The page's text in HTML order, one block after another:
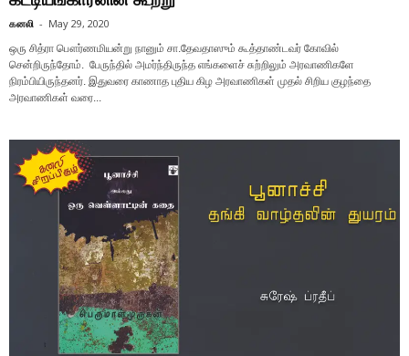
கனலி - May 29, 2020
ஒரு சித்ரா பௌர்ணமியன்று நானும் சா.தேவதாஸும் கூத்தாண்டவர் கோவில்
சென்றிருந்தோம். பேருந்தில் அமர்ந்திருந்த எங்களைச் சுற்றிலும் அரவாணிகளே
நிரம்பியிருந்தனர். இதுவரை காணாத புதிய கிழ அரவாணிகள் முதல் சிறிய குழந்தை
அரவாணிகள் வரை...